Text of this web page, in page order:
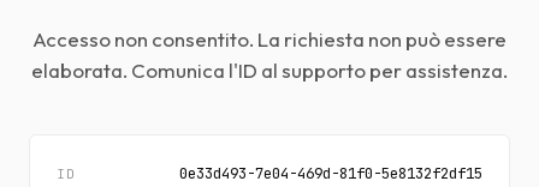
Accesso non consentito. La richiesta non può essere
elaborata. Comunica l'ID al supporto per assistenza.
ID 0e33d493-7e04-469d-81f0-5e8132f2df15